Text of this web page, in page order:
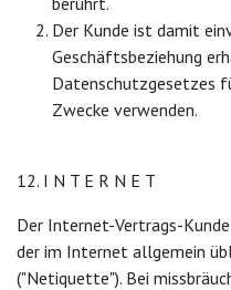
Der Kunde ist damit
Geschäftsbeziehung
Datenschutzgesetzes
Zwecke verwenden.
12. I N T E R N E T
Der Internet-Vertrags-
der im Internet allgemein
("Netiquette"). Bei